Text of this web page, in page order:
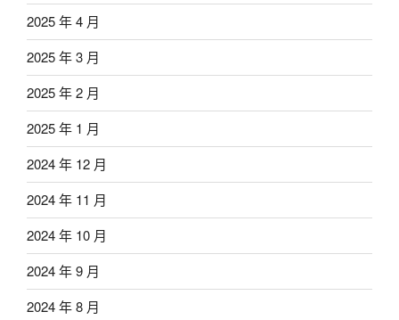
2025 年 4 月
2025 年 3 月
2025 年 2 月
2025 年 1 月
2024 年 12 月
2024 年 11 月
2024 年 10 月
2024 年 9 月
2024 年 8 月